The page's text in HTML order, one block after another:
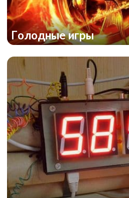
Голодные игры